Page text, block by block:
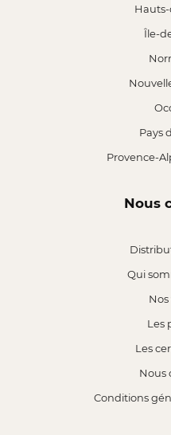
Île-
Pays
Provence-
Nous
Qui
Les
Les
Nous
Conditions